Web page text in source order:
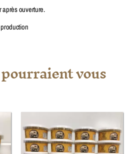
après ouverture.
vous